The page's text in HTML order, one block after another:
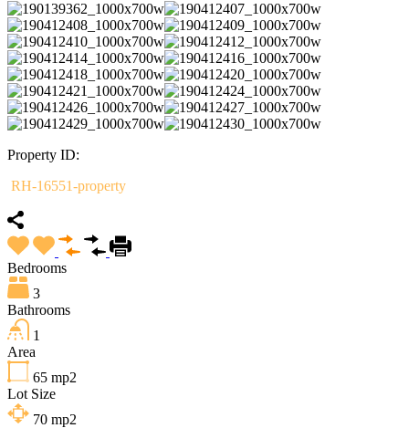
Property ID:
RH-16551-property
Bedrooms
3
Bathrooms
1
Area
65 mp2
Lot Size
70 mp2